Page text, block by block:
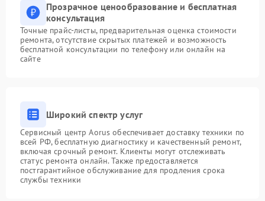
Прозрачное ценообразование и бесплатная
консультация
Точные прайс-листы, предварительная оценка стоимости
ремонта, отсутствие скрытых платежей и возможность
бесплатной консультации по телефону или онлайн на
сайте
Широкий спектр услуг
Сервисный центр Aorus обеспечивает доставку техники по
всей РФ, бесплатную диагностику и качественный ремонт,
включая срочный ремонт. Клиенты могут отслеживать
статус ремонта онлайн. Также предоставляется
постгарантийное обслуживание для продления срока
службы техники